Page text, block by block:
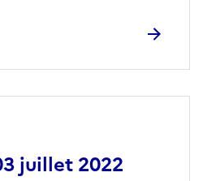
juillet 2022